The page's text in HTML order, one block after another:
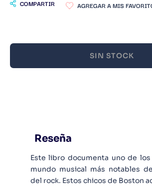
COMPARTIR
SIN STOCK
Reseña
Este libro documenta uno de
mundo musical más notables
del rock. Estos chicos de Boston